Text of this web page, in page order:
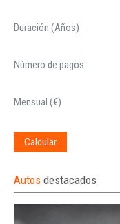
Duración (Años)
Número de pagos
Mensual (€)
Calcular
Autos destacados